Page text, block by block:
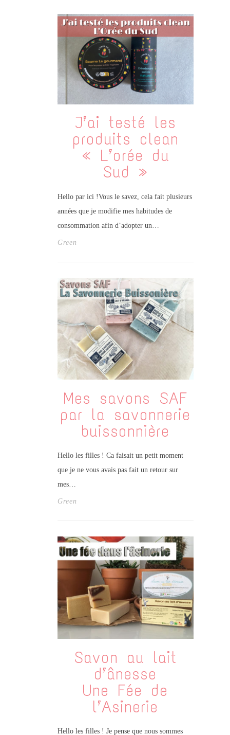
J’ai testé les
produits clean
« L’orée du
Sud »
Hello par ici !Vous le savez, cela fait plusieurs
années que je modifie mes habitudes de
consommation afin d’adopter un…
Green
Mes savons SAF
par la savonnerie
buissonnière
Hello les filles ! Ca faisait un petit moment
que je ne vous avais pas fait un retour sur
mes…
Green
Savon au lait
d’ânesse
Une Fée de
l’Asinerie
Hello les filles ! Je pense que nous sommes